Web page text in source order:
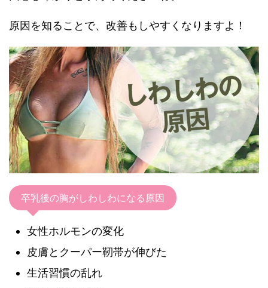
原因を知ることで、改善もしやすくなりますよ！
卒乳後の胸がしわしわになる原因
女性ホルモンの変化
皮膚とクーパー靭帯が伸びた
生活習慣の乱れ